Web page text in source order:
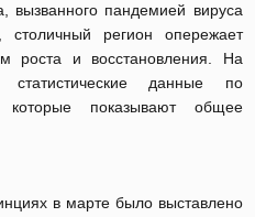
вызванного пандемией вируса
регион опережает
роста и восстановления. На
данные по
которые показывают общее
в марте было выставлено